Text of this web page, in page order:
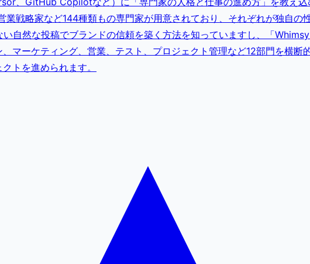
戦略家など144種類もの専門家が用意されており、それぞれが独自の
自然な投稿でブランドの信頼を築く方法を知っていますし、「
マーケティング、営業、テスト、プロジェクト管理など12部門を横
トを進められます。